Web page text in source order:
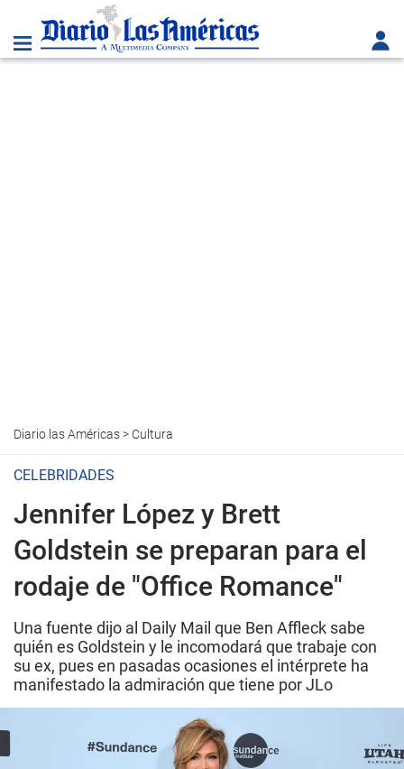
Diario las Américas> Cultura
CELEBRIDADES
Jennifer López y Brett
Goldstein se preparan para el
rodaje de "Office Romance"
Una fuente dijo al Daily Mail que Ben Affleck sabe
quién es Goldstein y le incomodará que trabaje con
su ex, pues en pasadas ocasiones el intérprete ha
manifestado la admiración que tiene por JLo